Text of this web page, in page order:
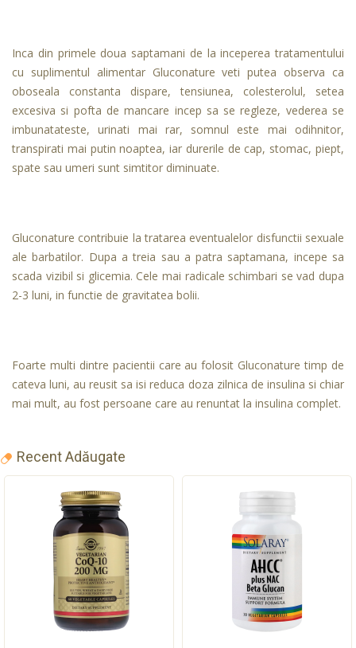
Inca din primele doua saptamani de la inceperea tratamentului
cu suplimentul alimentar Gluconature veti putea observa ca
oboseala constanta dispare, tensiunea, colesterolul, setea
excesiva si pofta de mancare incep sa se regleze, vederea se
imbunatateste, urinati mai rar, somnul este mai odihnitor,
transpirati mai putin noaptea, iar durerile de cap, stomac, piept,
spate sau umeri sunt simtitor diminuate.
Gluconature contribuie la tratarea eventualelor disfunctii sexuale
ale barbatilor. Dupa a treia sau a patra saptamana, incepe sa
scada vizibil si glicemia. Cele mai radicale schimbari se vad dupa
2-3 luni, in functie de gravitatea bolii.
Foarte multi dintre pacientii care au folosit Gluconature timp de
cateva luni, au reusit sa isi reduca doza zilnica de insulina si chiar
mai mult, au fost persoane care au renuntat la insulina complet.
Recent Adăugate